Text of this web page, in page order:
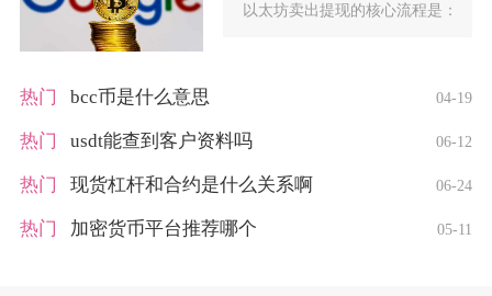
以太坊卖出提现的核心流程是：先
热门 bcc币是什么意思 04-19
热门 usdt能查到客户资料吗 06-12
热门 现货杠杆和合约是什么关系啊 06-24
热门 加密货币平台推荐哪个 05-11